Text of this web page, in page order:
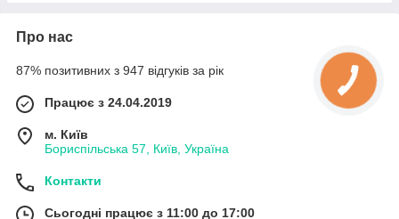
Про нас
87% позитивних з 947 відгуків за рік
Працює з 24.04.2019
м. Київ
Бориспільська 57, Київ, Україна
Контакти
Сьогодні працює з 11:00 до 17:00